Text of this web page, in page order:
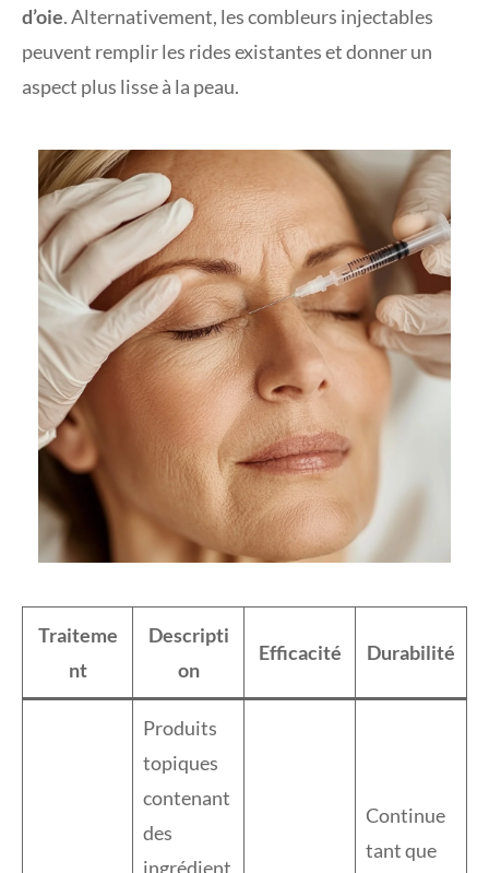
d’oie. Alternativement, les combleurs injectables
peuvent remplir les rides existantes et donner un
aspect plus lisse à la peau.
Traiteme
nt
Descripti
on
Efficacité Durabilité
Produits
topiques
contenant
des
ingrédient
Continue
tant que